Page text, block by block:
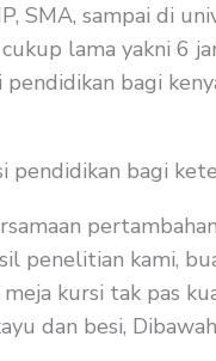
sampai di
lama yakni 6
bagi
bagi
penelitian kami,
kursi tak pas
dan besi,